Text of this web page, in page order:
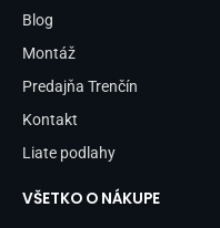
o
k
-
Blog
Montáž
Predajňa Trenčín
Kontakt
Liate podlahy
VŠETKO O NÁKUPE